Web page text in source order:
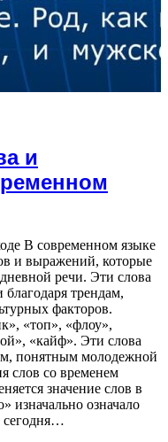
и
В современном языке
и выражений, которые
речи. Эти слова
трендам,
факторов.
«топ», «флоу»,
«кайф». Эти слова
понятным молодежной
слов со временем
значение слов в
изначально означало
сегодня…